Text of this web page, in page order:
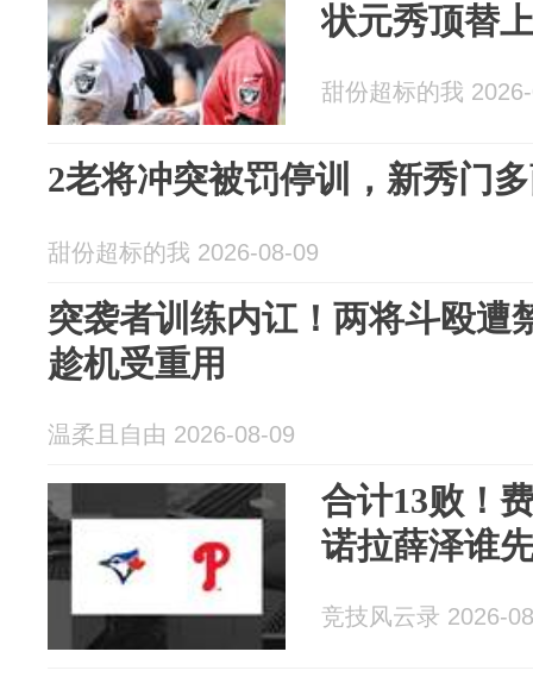
状元秀顶替
甜份超标的我
2老将冲突被罚停训，新秀门
甜份超标的我 2026-08-09
突袭者训练内讧！两将斗殴遭
趁机受重用
温柔且自由 2026-08-09
合计13败！
诺拉薛泽谁
竞技风云录 2026-